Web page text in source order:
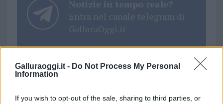
Galluraoggi.it - Do Not Process My Personal
Information
If you wish to opt-out of the sale, sharing to third parties, or
Notizie in tempo reale?
Entra nel canale telegram di
GalluraOggi.it